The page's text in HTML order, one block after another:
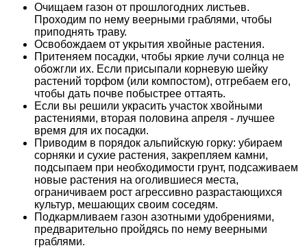
Очищаем газон от прошлогодних листьев.
Проходим по нему веерными граблями, чтобы
приподнять траву.
Освобождаем от укрытия хвойные растения.
Притеняем посадки, чтобы яркие лучи солнца не
обожгли их. Если присыпали корневую шейку
растений торфом (или компостом), отгребаем его,
чтобы дать почве побыс­трее оттаять.
Если вы решили украсить участок хвойными
растениями, вторая половина апреля - лучшее
время для их посадки.
Приводим в порядок альпийскую горку: убираем
сорняки и сухие растения, закрепляем камни,
подсыпаем при необходимости грунт, подсаживаем
новые растения на оголившиеся места,
ограничиваем рост агрессивно разрас­тающихся
культур, мешающих своим соседям.
Подкармливаем газон азотными удобрениями,
предвари­тельно пройдясь по нему веерными
граблями.